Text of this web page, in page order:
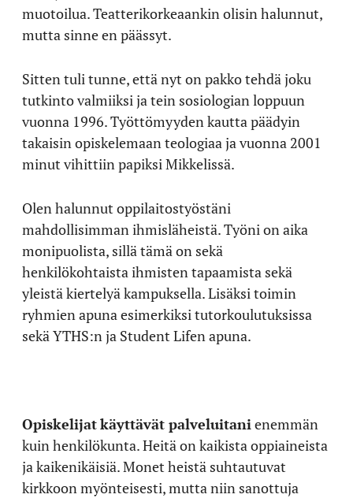
muotoilua. Teatterikorkeaankin olisin halunnut,
mutta sinne en päässyt.
Sitten tuli tunne, että nyt on pakko tehdä joku
tutkinto valmiiksi ja tein sosiologian loppuun
vuonna 1996. Työttömyyden kautta päädyin
takaisin opiskelemaan teologiaa ja vuonna 2001
minut vihittiin papiksi Mikkelissä.
Olen halunnut oppilaitostyöstäni
mahdollisimman ihmisläheistä. Työni on aika
monipuolista, sillä tämä on sekä
henkilökohtaista ihmisten tapaamista sekä
yleistä kiertelyä kampuksella. Lisäksi toimin
ryhmien apuna esimerkiksi tutorkoulutuksissa
sekä YTHS:n ja Student Lifen apuna.
Opiskelijatkäyttävät palveluitani enemmän
kuin henkilökunta. Heitä on kaikista oppiaineista
ja kaikenikäisiä. Monet heistä suhtautuvat
kirkkoon myönteisesti, mutta niin sanottuja